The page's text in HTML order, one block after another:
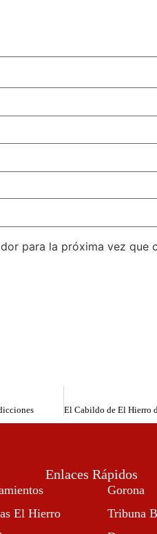
para la próxima vez que
Enlaces Rápidos
El Hierro
Gorona
Tribuna